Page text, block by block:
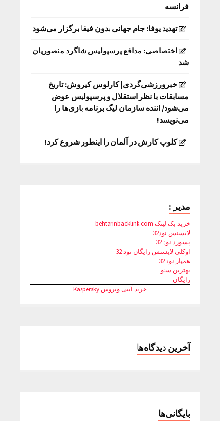
فرانسه
تهدید یوفا: جام جهانی بدون فیفا برگزار می‌شود
اختصاصی: مدافع پرسپولیس شاگرد منصوریان
شد
خبرورزشی‌گردی| کارلوس کیروش: تاریخ
مسابقات با نظر استقلال و پرسپولیس عوض
می‌شود/ اننده سازمان لیگ برنامه بازی‌ها را
می‌نویسد!
کلوپ کارش در آلمان را اینطور شروع کرد!
مدیر :
خرید بک لینک behtarinbacklink.com
لایسنس نود32
پسورد نود 32
اوکلی لایسنس رایگان نود 32
همیار نود 32
بهترین سئو
رایگان
خرید آنتی ویروس Kaspersky
آخرین دیدگاه‌ها
بایگانی‌ها